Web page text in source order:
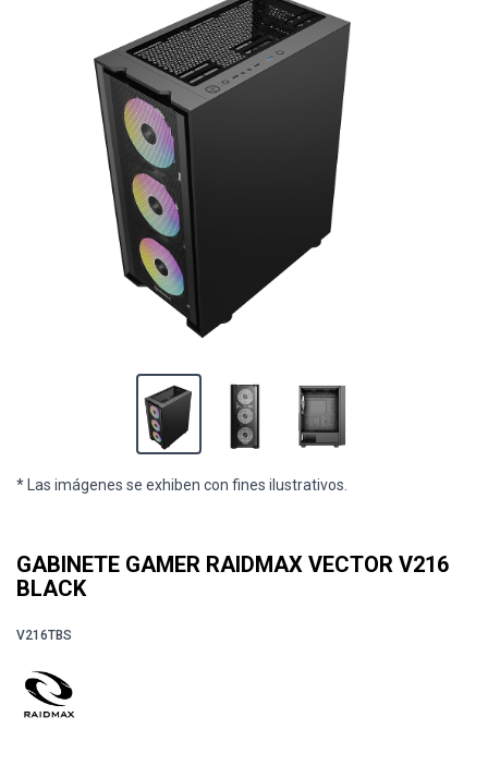
* Las imágenes se exhiben con fines ilustrativos.
GABINETE GAMER RAIDMAX VECTOR V216
BLACK
V216TBS